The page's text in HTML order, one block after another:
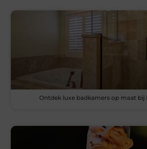
Ontdek luxe badkamers op maat bij